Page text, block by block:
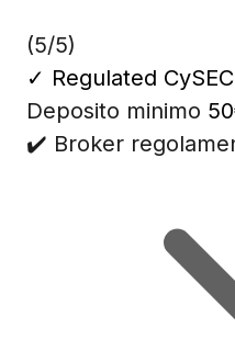
(5/5)
✓ Regulated
Deposito minimo
✔️ Broker